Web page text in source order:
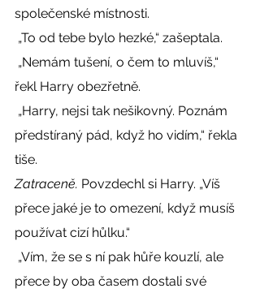
společenské místnosti.
„To od tebe bylo hezké,“ zašeptala.
řekl Harry obezřetně.
předstíraný pád, když ho vidím,“ řekla
tiše.
Zatraceně. Povzdechl si Harry. „Víš
přece jaké je to omezení, když musíš
používat cizí hůlku.“
přece by oba časem dostali své